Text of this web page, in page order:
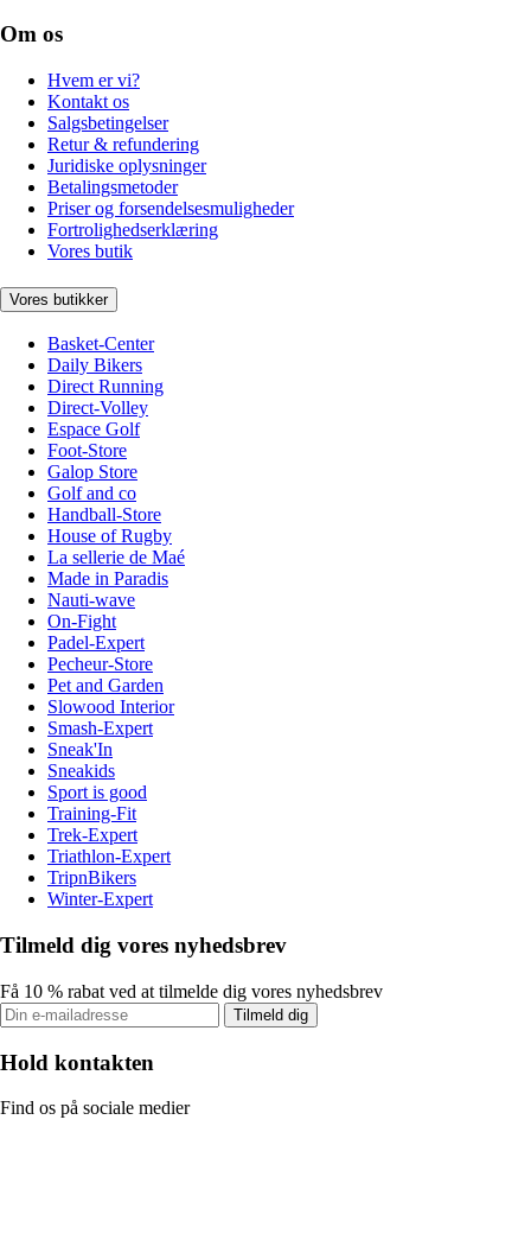
Om os
Hvem er vi?
Kontakt os
Salgsbetingelser
Retur & refundering
Juridiske oplysninger
Betalingsmetoder
Priser og forsendelsesmuligheder
Fortrolighedserklæring
Vores butik
Vores butikker
Basket-Center
Daily Bikers
Direct Running
Direct-Volley
Espace Golf
Foot-Store
Galop Store
Golf and co
Handball-Store
House of Rugby
La sellerie de Maé
Made in Paradis
Nauti-wave
On-Fight
Padel-Expert
Pecheur-Store
Pet and Garden
Slowood Interior
Smash-Expert
Sneak'In
Sneakids
Sport is good
Training-Fit
Trek-Expert
Triathlon-Expert
TripnBikers
Winter-Expert
Tilmeld dig vores nyhedsbrev
Få 10 % rabat ved at tilmelde dig vores nyhedsbrev
Tilmeld dig
Hold kontakten
Find os på sociale medier